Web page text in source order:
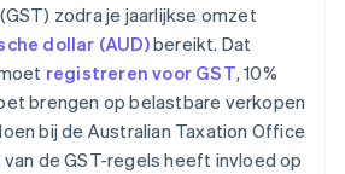
zodra je jaarlijkse omzet
dollar (AUD)bereikt. Dat
registreren voor GST, 10%
brengen op belastbare verkopen
bij de Australian Taxation Office
van de GST-regels heeft invloed op